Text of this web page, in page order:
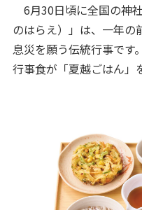
6月30日頃に全国の神
のはらえ）」は、一年の
息災を願う伝統行事です
行事食が「夏越ごはん」